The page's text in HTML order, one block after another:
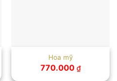
Hoa mỹ
770.000 ₫